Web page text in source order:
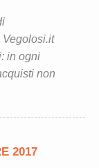
Vegolosi.it
in ogni
non
2017